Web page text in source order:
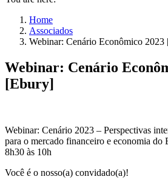
Home
Associados
Webinar: Cenário Econômico
Webinar: Cenário
[Ebury]
Webinar: Cenário 2023 – Perspectivas
para o mercado financeiro e economia do
8h30 às 10h
Você é o nosso(a) convidado(a)!